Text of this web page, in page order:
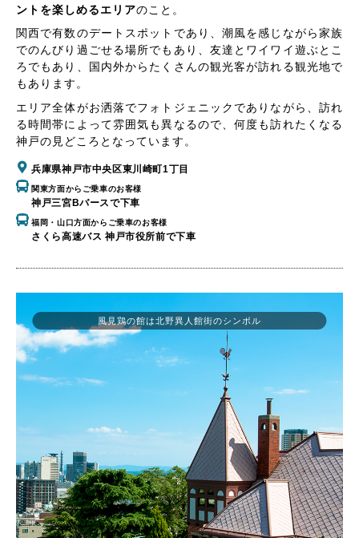
ントを楽しめるエリアのこと。
関西で有数のデートスポットであり、潮風を感じながら家族
でのんびり過ごせる場所でもあり、友達とワイワイ遊ぶとこ
ろでもあり、国内外からたくさんの観光客が訪れる観光地で
もあります。
エリア全体がお洒落でフォトジェニックでありながら、訪れ
る時間帯によって雰囲気も異なるので、何度も訪れたくなる
神戸の見どころとなっています。
兵庫県神戸市中央区東川崎町1丁目
関東方面からご乗車のお客様
神戸三宮Bバースで下車
福岡・山口方面からご乗車のお客様
さくら高速バス 神戸市役所前で下車
風見鶏の館は北野異人館街のシンボル